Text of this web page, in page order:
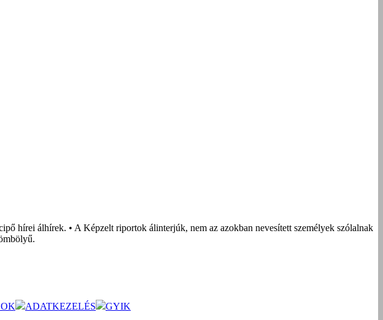
hírei álhírek. • A Képzelt riportok álinterjúk, nem az azokban nevesített személyek szólalnak
ADATKEZELÉS
GYIK